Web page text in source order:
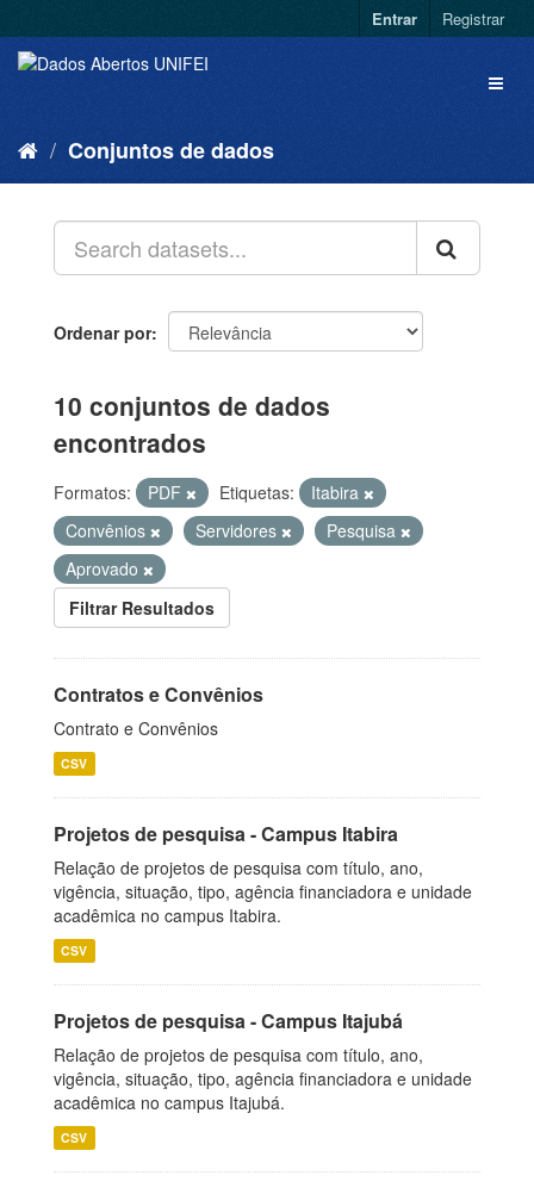
Entrar Registrar
Conjuntos de dados
Ordenar por
10 conjuntos de dados
encontrados
Formatos: PDF Etiquetas:
Itabira
Convênios
Servidores
Pesquisa
Aprovado
Filtrar Resultados
Contratos e Convênios
Contrato e Convênios
CSV
Projetos de pesquisa - Campus Itabira
Relação de projetos de pesquisa com título, ano,
vigência, situação, tipo, agência financiadora e unidade
acadêmica no campus Itabira.
CSV
Projetos de pesquisa - Campus Itajubá
Relação de projetos de pesquisa com título, ano,
vigência, situação, tipo, agência financiadora e unidade
acadêmica no campus Itajubá.
CSV